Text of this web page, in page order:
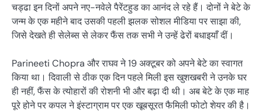
चड्ढा इन दिनों अपने नए-नवेले पैरेंटहुड का आनंद ले रहे हैं। दोनों ने बेटे के
जन्म के एक महीने बाद उसकी पहली झलक सोशल मीडिया पर साझा की,
जिसे देखते ही सेलेब्स से लेकर फैंस तक सभी ने उन्हें ढेरों बधाइयाँ दीं।
Parineeti Chopra और राघव ने 19 अक्टूबर को अपने बेटे का स्वागत
किया था। दिवाली से ठीक एक दिन पहले मिली इस खुशखबरी ने उनके घर
ही नहीं, फैंस के त्योहारों की रोशनी भी और बढ़ा दी थी। अब बेटे के एक माह
पूरे होने पर कपल ने इंस्टाग्राम पर एक खूबसूरत फैमिली फोटो शेयर की है।